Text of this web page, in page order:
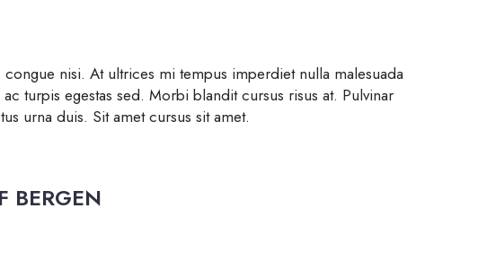
nisi. At ultrices mi tempus imperdiet nulla malesuada
turpis egestas sed. Morbi blandit cursus risus at. Pulvinar
urna duis. Sit amet cursus sit amet.
BERGEN